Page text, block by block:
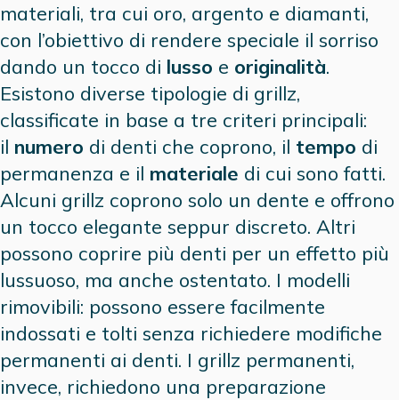
materiali, tra cui oro, argento e diamanti,
con l’obiettivo di rendere speciale il sorriso
dando un tocco di lusso e originalità.
Esistono diverse tipologie di grillz,
classificate in base a tre criteri principali:
il numero di denti che coprono, il tempo di
permanenza e il materiale di cui sono fatti.
Alcuni grillz coprono solo un dente e offrono
un tocco elegante seppur discreto. Altri
possono coprire più denti per un effetto più
lussuoso, ma anche ostentato. I modelli
rimovibili: possono essere facilmente
indossati e tolti senza richiedere modifiche
permanenti ai denti. I grillz permanenti,
invece, richiedono una preparazione